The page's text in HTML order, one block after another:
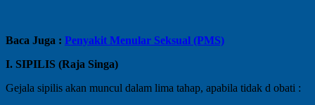
Baca Juga : Penyakit Menular Seksual (PMS)
I. SIPILIS (Raja Singa)
Gejala sipilis akan muncul dalam lima tahap, apabila tidak d obati :